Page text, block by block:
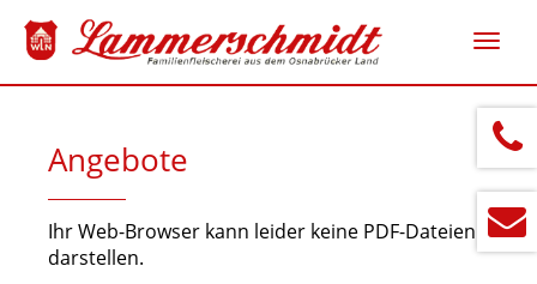
Angebote
Ihr Web-Browser kann leider keine PDF-Dateien
darstellen.